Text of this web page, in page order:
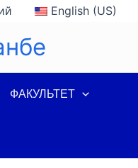
English (US)
ФАКУЛЬТЕТ